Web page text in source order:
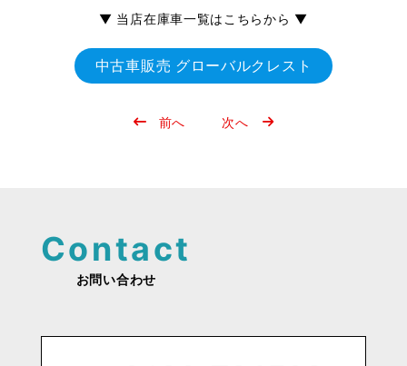
▼ 当店在庫車一覧はこちらから ▼
中古車販売 グローバルクレスト
ゲ
前へ 次へ
お問い合わせ